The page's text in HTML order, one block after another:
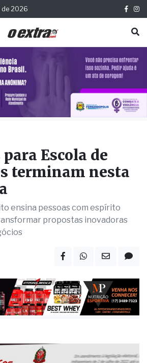
de 2026
Escola de
terminam nesta
ensina pessoas com espírito
propostas inovadoras